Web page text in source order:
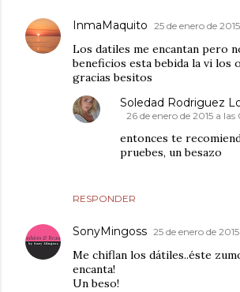
InmaMaquito 25 de enero de
Los datiles me encantan pero
beneficios esta bebida la vi los
gracias besitos
RESPONDER
Soledad Rodriguez
26 de enero de 2015 a las
entonces te
pruebes, un besazo
SonyMingoss 25 de enero de
Me chiflan los dátiles..éste
encanta!
Un beso!